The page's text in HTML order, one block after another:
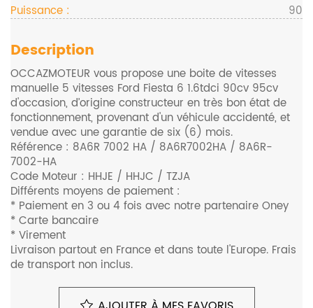
Puissance : 90
Description
OCCAZMOTEUR vous propose une boite de vitesses
manuelle 5 vitesses Ford Fiesta 6 1.6tdci 90cv 95cv
d'occasion, d’origine constructeur en très bon état de
fonctionnement, provenant d'un véhicule accidenté, et
vendue avec une garantie de six (6) mois.
Référence : 8A6R 7002 HA / 8A6R7002HA / 8A6R-
7002-HA
Code Moteur : HHJE / HHJC / TZJA
Différents moyens de paiement :
* Paiement en 3 ou 4 fois avec notre partenaire Oney
* Carte bancaire
* Virement
Livraison partout en France et dans toute l'Europe. Frais
de transport non inclus.